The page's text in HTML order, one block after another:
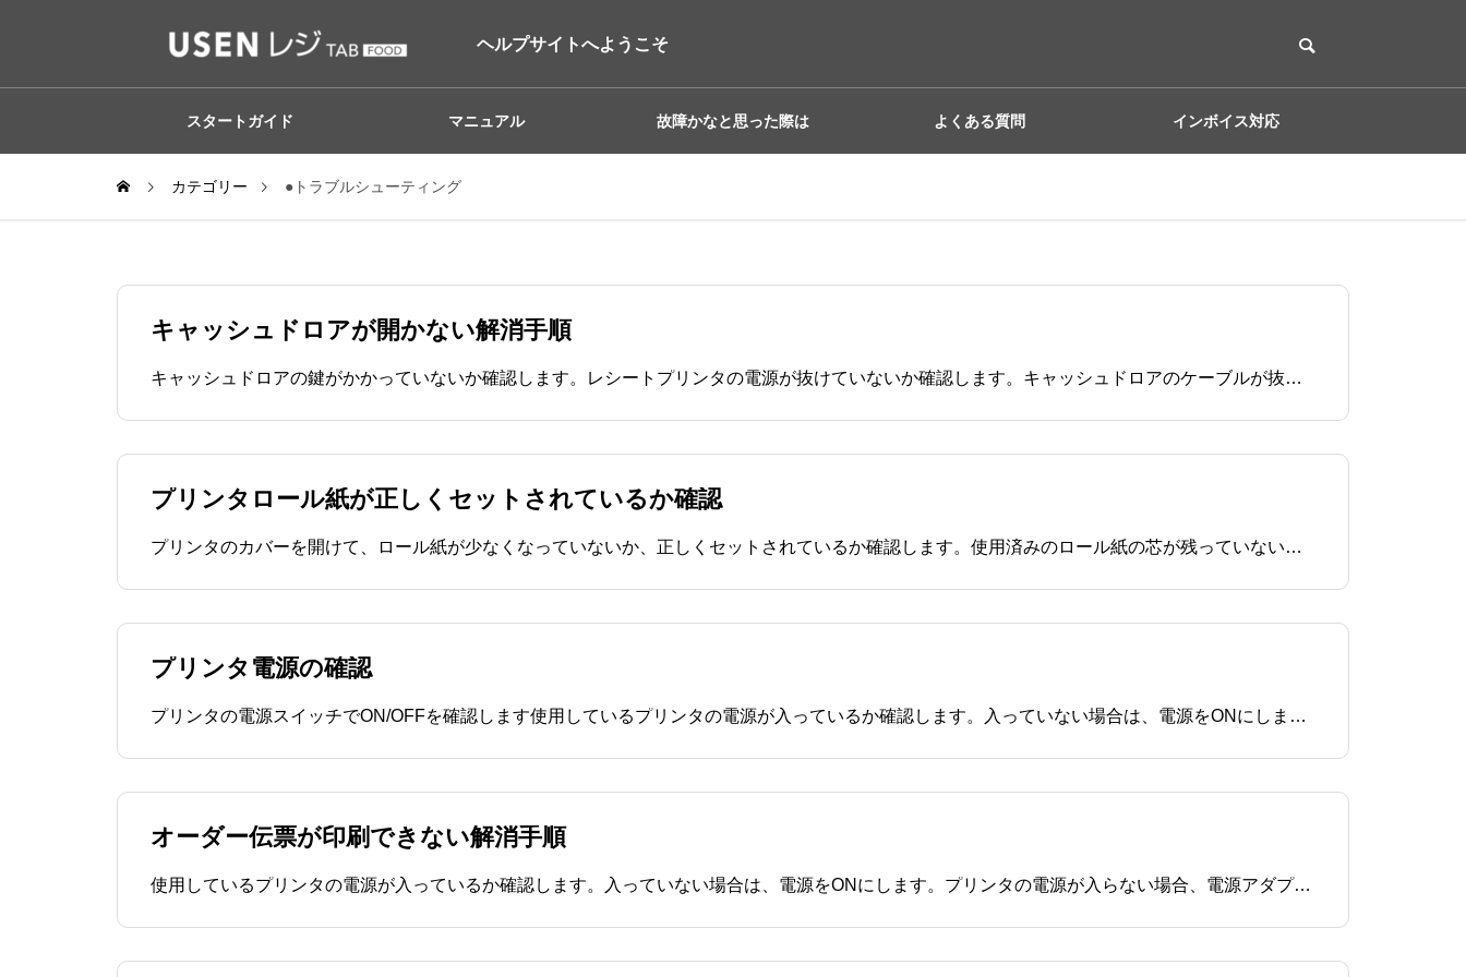
ヘルプサイトへようこそ
スタートガイド マニュアル 故障かなと思った際は よくある質問 インボイス対応
カテゴリー ●トラブルシューティング
キャッシュドロアが開かない解消手順
キャッシュドロアの鍵がかかっていないか確認します。レシートプリンタの電源が抜けていないか確認します。キャッシュドロアのケーブルが抜けていないか確認キャッシュドロアのケーブルが抜けていないか確認します。 キャッシ
プリンタロール紙が正しくセットされているか確認
プリンタのカバーを開けて、ロール紙が少なくなっていないか、正しくセットされているか確認します。使用済みのロール紙の芯が残っていないかを確認します。正しい向きでロール紙がセットされている確認しますロール紙が少なくなっている場合は、新
プリンタ電源の確認
プリンタの電源スイッチでON/OFFを確認します使用しているプリンタの電源が入っているか確認します。入っていない場合は、電源をONにします。プリンタの電源が入らない場合、電源アダプタ及び、 中継部分の抜き差
オーダー伝票が印刷できない 解消手順
使用しているプリンタの電源が入っているか確認します。入っていない場合は、電源をONにします。プリンタの電源が入らない場合、電源アダプタ及び、中継部分の抜き差しを実施します。プリンタのカバーを開けて、ロー